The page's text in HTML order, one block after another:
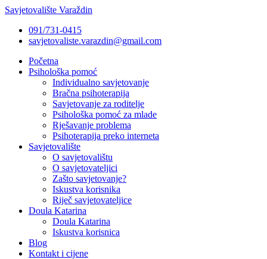
Savjetovalište Varaždin
091/731-0415
savjetovaliste.varazdin@gmail.com
Početna
Psihološka pomoć
Individualno savjetovanje
Bračna psihoterapija
Savjetovanje za roditelje
Psihološka pomoć za mlade
Rješavanje problema
Psihoterapija preko interneta
Savjetovalište
O savjetovalištu
O savjetovateljici
Zašto savjetovanje?
Iskustva korisnika
Riječ savjetovateljice
Doula Katarina
Doula Katarina
Iskustva korisnica
Blog
Kontakt i cijene